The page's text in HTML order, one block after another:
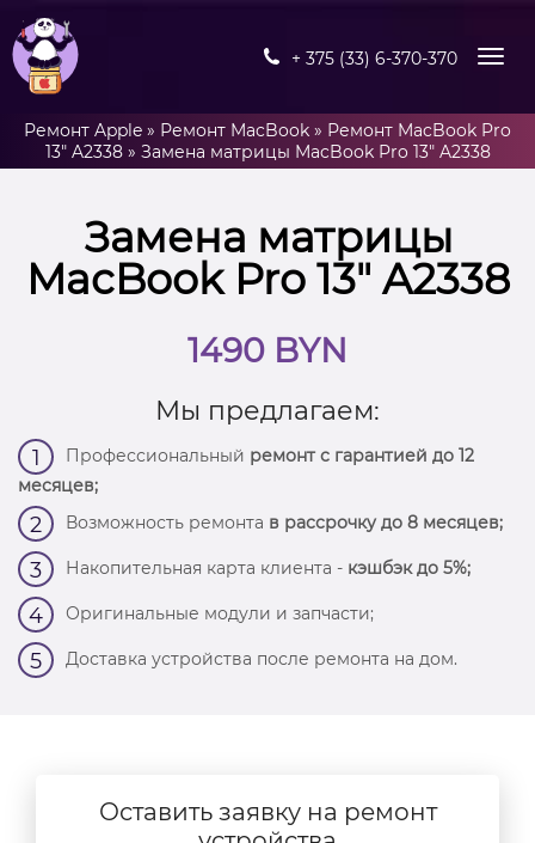
+ 375 (33) 6-370-370
Ремонт Apple » Ремонт MacBook » Ремонт MacBook Pro
13" A2338» Замена матрицы MacBook Pro 13″ A2338
Замена матрицы
MacBook Pro 13″ A2338
1490 BYN
Мы предлагаем:
1 Профессиональный ремонт с гарантией до 12
месяцев;
2 Возможность ремонта в рассрочку до 8 месяцев;
3 Накопительная карта клиента - кэшбэк до 5%;
4 Оригинальные модули и запчасти;
5 Доставка устройства после ремонта на дом.
Оставить заявку на ремонт